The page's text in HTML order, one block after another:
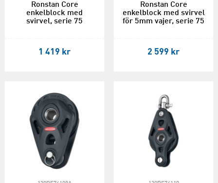
Ronstan Core
enkelblock med
svirvel, serie 75
1 419 kr
Ronstan Core
enkelblock med svirvel
för 5mm vajer, serie 75
2 599 kr